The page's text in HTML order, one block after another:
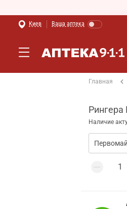
Киев Ваша аптека
Главная
Рингера
Наличие